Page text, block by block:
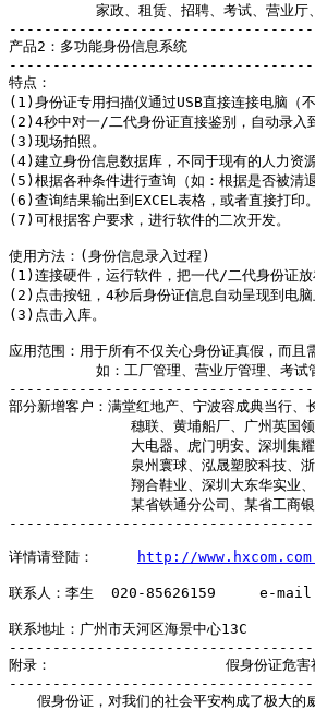
家政、租赁、招聘、考试、营业厅
产品2：多功能身份信息系统
特点：
(1)身份证专用扫描仪通过USB直接连接电脑（不
(2)4秒中对一/二代身份证直接鉴别，自动录入
(3)现场拍照。
(4)建立身份信息数据库，不同于现有的人力资
(5)根据各种条件进行查询（如：根据是否被清
(6)查询结果输出到EXCEL表格，或者直接
(7)可根据客户要求，进行软件的二次开发。
使用方法：(身份信息录入过程)
(1)连接硬件，运行软件，把一代/二代身份证放
(2)点击按钮，4秒后身份证信息自动呈现到电脑
(3)点击入库。
应用范围：用于所有不仅关心身份证真假，而且
如：工厂管理、营业厅管理、考试
部分新增客户：满堂红地产、宁波容成典当行、
穗联、黄埔船厂、广州英国领
大电器、虎门明安、深圳集耀
泉州寰球、泓晟塑胶科技、浙
翔合鞋业、深圳大东华实业、
某省铁通分公司、某省工商银
详情请登陆： http://
联系人：李生  020-85626159     e-
联系地址：广州市天河区海景中心13C
附录：                    假身份证危害社
假身份证，对我们的社会平安构成了极大的